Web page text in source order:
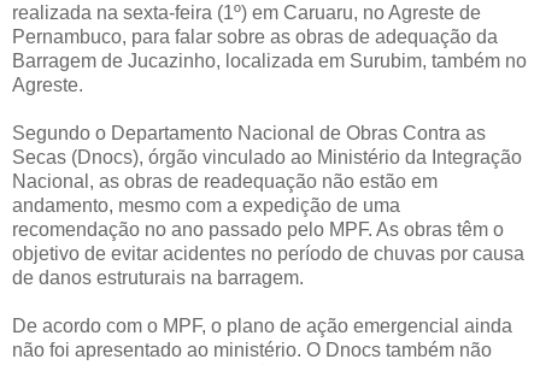
realizada na sexta-feira (1º) em Caruaru, no Agreste de
Pernambuco, para falar sobre as obras de adequação da
Barragem de Jucazinho, localizada em Surubim, também no
Agreste.
Segundo o Departamento Nacional de Obras Contra as
Secas (Dnocs), órgão vinculado ao Ministério da Integração
Nacional, as obras de readequação não estão em
andamento, mesmo com a expedição de uma
recomendação no ano passado pelo MPF. As obras têm o
objetivo de evitar acidentes no período de chuvas por causa
de danos estruturais na barragem.
De acordo com o MPF, o plano de ação emergencial ainda
não foi apresentado ao ministério. O Dnocs também não